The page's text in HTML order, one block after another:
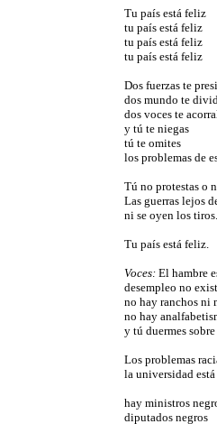
Tu país está feliz
tu país está feliz
tu país está feliz
tu país está feliz
Dos fuerzas te
dos mundo te
dos voces te
y tú te niegas
tú te omites
los problemas de
Tú no protestas o
Las guerras lejos
ni se oyen los tiros.
Tu país está feliz.
Voces: El hambre
desempleo no
no hay ranchos ni
no hay
y tú duermes
Los problemas
la universidad
hay ministros
diputados negros